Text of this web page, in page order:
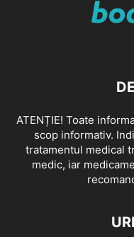
ATENȚIE! Toate
scop informativ.
tratamentul medical
medic, iar